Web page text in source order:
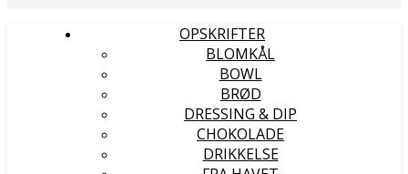
OPSKRIFTER
BLOMKÅL
BOWL
BRØD
DRESSING & DIP
CHOKOLADE
DRIKKELSE